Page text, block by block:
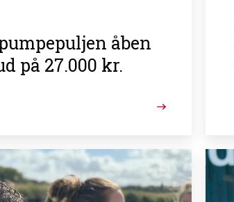
åben
på 27.000 kr.